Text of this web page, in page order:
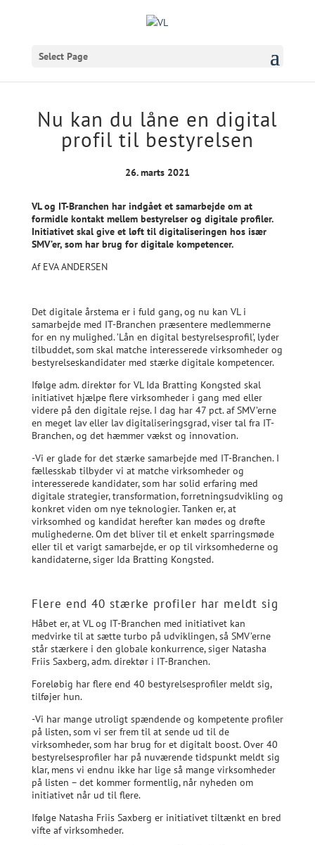
Select Page
Nu kan du låne en digital
profil til bestyrelsen
26. marts 2021
VL og IT-Branchen har indgået et samarbejde om at
formidle kontakt mellem bestyrelser og digitale profiler.
Initiativet skal give et løft til digitaliseringen hos især
SMV’er, som har brug for digitale kompetencer.
Af EVA ANDERSEN
Det digitale årstema er i fuld gang, og nu kan VL i
samarbejde med IT-Branchen præsentere medlemmerne
for en ny mulighed. ’Lån en digital bestyrelsesprofil’, lyder
tilbuddet, som skal matche interesserede virksomheder og
bestyrelseskandidater med stærke digitale kompetencer.
Ifølge adm. direktør for VL Ida Bratting Kongsted skal
initiativet hjælpe flere virksomheder i gang med eller
videre på den digitale rejse. I dag har 47 pct. af SMV’erne
en meget lav eller lav digitaliseringsgrad, viser tal fra IT-
Branchen, og det hæmmer vækst og innovation.
-Vi er glade for det stærke samarbejde med IT-Branchen. I
fællesskab tilbyder vi at matche virksomheder og
interesserede kandidater, som har solid erfaring med
digitale strategier, transformation, forretningsudvikling og
konkret viden om nye teknologier. Tanken er, at
virksomhed og kandidat herefter kan mødes og drøfte
mulighederne. Om det bliver til et enkelt sparringsmøde
eller til et varigt samarbejde, er op til virksomhederne og
kandidaterne, siger Ida Bratting Kongsted.
Flere end 40 stærke profiler har meldt sig
Håbet er, at VL og IT-Branchen med initiativet kan
medvirke til at sætte turbo på udviklingen, så SMV’erne
står stærkere i den globale konkurrence, siger Natasha
Friis Saxberg, adm. direktør i IT-Branchen.
Foreløbig har flere end 40 bestyrelsesprofiler meldt sig,
tilføjer hun.
-Vi har mange utroligt spændende og kompetente profiler
på listen, som vi ser frem til at sende ud til de
virksomheder, som har brug for et digitalt boost. Over 40
bestyrelsesprofiler har på nuværende tidspunkt meldt sig
klar, mens vi endnu ikke har lige så mange virksomheder
på listen – det kommer formentlig, når nyheden om
initiativet når ud til flere.
Ifølge Natasha Friis Saxberg er initiativet tiltænkt en bred
vifte af virksomheder.